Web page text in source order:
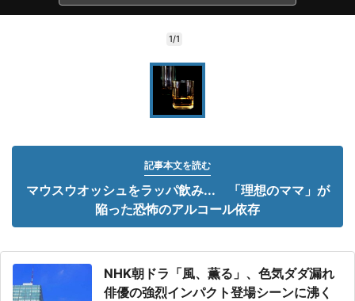
1/1
記事本文を読む
マウスウオッシュをラッパ飲み... 「理想のママ」が
陥った恐怖のアルコール依存
NHK朝ドラ「風、薫る」、色気ダダ漏れ
俳優の強烈インパクト登場シーンに沸く